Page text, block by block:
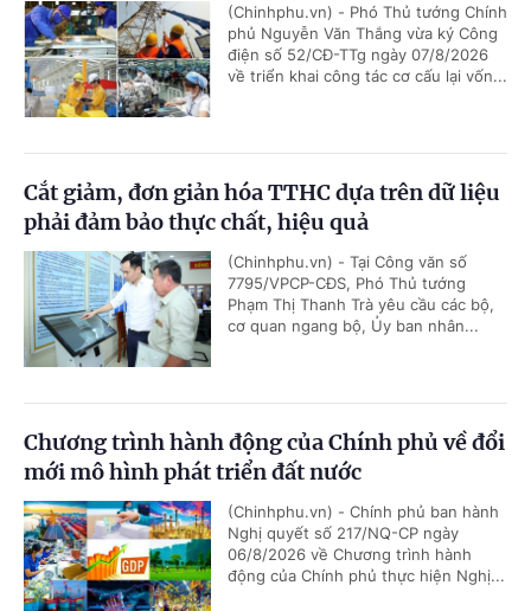
(Chinhphu.vn) - Phó Thủ tướng Chính
phủ Nguyễn Văn Thắng vừa ký Công
điện số 52/CĐ-TTg ngày 07/8/2026
về triển khai công tác cơ cấu lại vốn...
Cắt giảm, đơn giản hóa TTHC dựa trên dữ liệu
phải đảm bảo thực chất, hiệu quả
(Chinhphu.vn) - Tại Công văn số
7795/VPCP-CĐS, Phó Thủ tướng
Phạm Thị Thanh Trà yêu cầu các bộ,
cơ quan ngang bộ, Ủy ban nhân...
Chương trình hành động của Chính phủ về đổi
mới mô hình phát triển đất nước
(Chinhphu.vn) - Chính phủ ban hành
Nghị quyết số 217/NQ-CP ngày
06/8/2026 về Chương trình hành
động của Chính phủ thực hiện Nghị...